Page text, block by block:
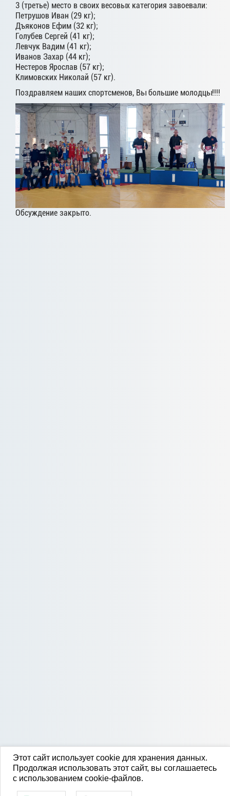
3 (третье) место в своих весовых категория завоевали:
Петрушов Иван (29 кг);
Дъяконов Ефим (32 кг);
Голубев Сергей (41 кг);
Левчук Вадим (41 кг);
Иванов Захар (44 кг);
Нестеров Ярослав (57 кг);
Климовских Николай (57 кг).
Поздравляем наших спортсменов, Вы большие молодцы!!!!
Обсуждение закрыто.
Этот сайт использует cookie для хранения данных.
Продолжая использовать этот сайт, вы соглашаетесь
с использованием cookie-файлов.